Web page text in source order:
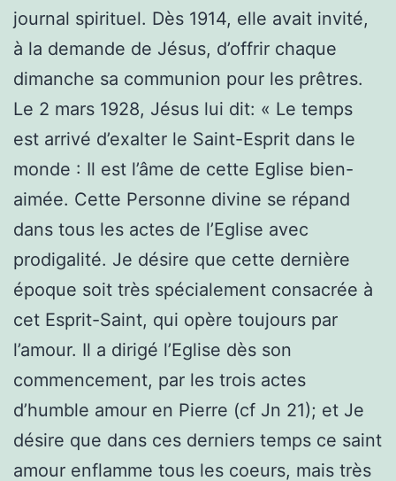
journal spirituel. Dès 1914, elle avait invité,
à la demande de Jésus, d’offrir chaque
dimanche sa communion pour les prêtres.
Le 2 mars 1928, Jésus lui dit: « Le temps
est arrivé d’exalter le Saint-Esprit dans le
monde : Il est l’âme de cette Eglise bien-
aimée. Cette Personne divine se répand
dans tous les actes de l’Eglise avec
prodigalité. Je désire que cette dernière
époque soit très spécialement consacrée à
cet Esprit-Saint, qui opère toujours par
l’amour. Il a dirigé l’Eglise dès son
commencement, par les trois actes
d’humble amour en Pierre (cf Jn 21); et Je
désire que dans ces derniers temps ce saint
amour enflamme tous les coeurs, mais très